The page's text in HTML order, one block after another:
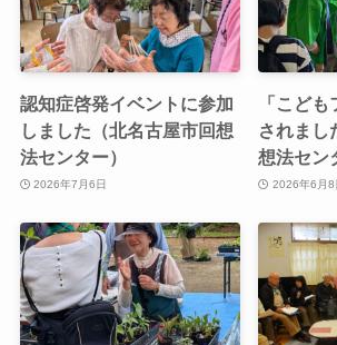
認知症啓発イベントに参加
しました（北名古屋市回想
法センター）
2026年7月6日
「こど
されまし
想法セン
2026年6月8